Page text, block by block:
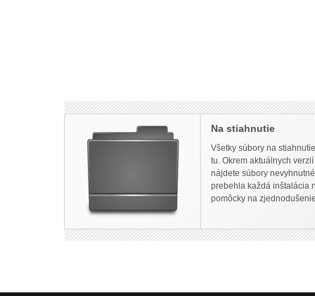
Na stiahnutie
Všetky súbory na
tu. Okrem aktuálnych
nájdete súbory
prebehla každá inštalácia
pomôcky na